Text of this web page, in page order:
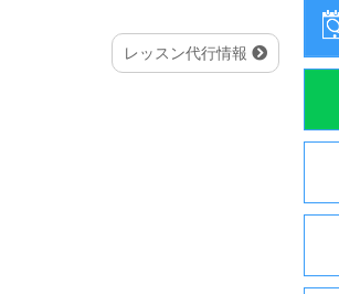
レッスン代行情報